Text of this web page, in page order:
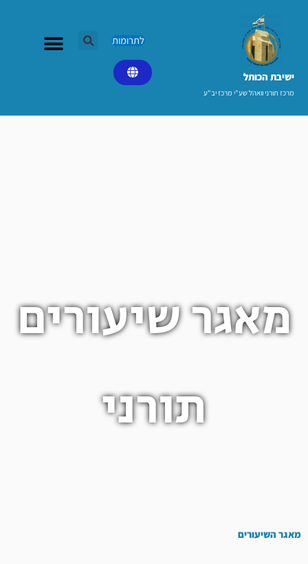
ישיבת הכותל​
מרכז תורני וואהל שע"י מרכז יב"ע
לתרומות
מאגר שיעורים
תורני
מאגר השיעורים